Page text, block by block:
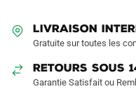
être
choisies
sur
LIVRAISON
Gratuite sur toutes les
RETOURS SOUS
Garantie Satisfait ou